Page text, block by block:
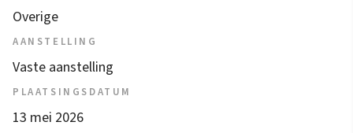
Overige
AANSTELLING
Vaste aanstelling
PLAATSINGSDATUM
13 mei 2026